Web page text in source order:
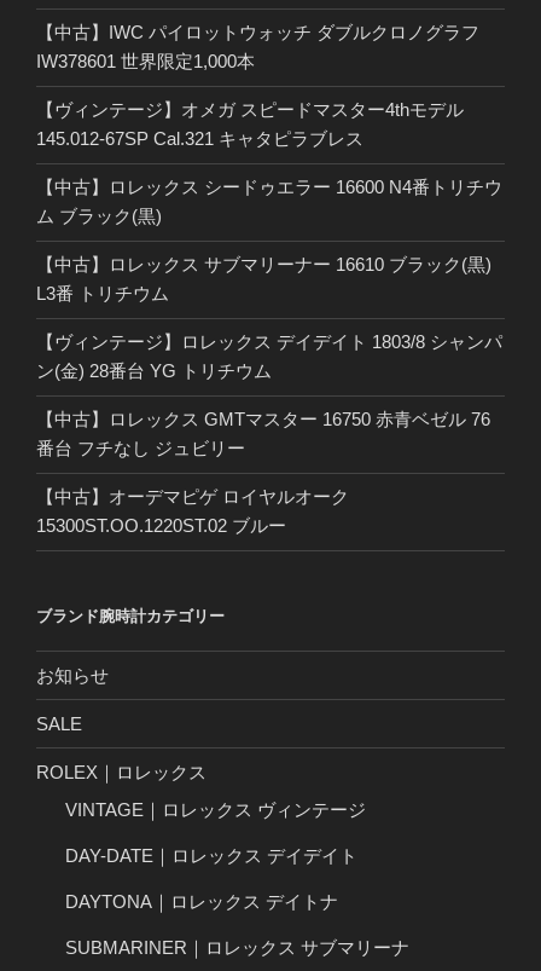
【中古】IWC パイロットウォッチ ダブルクロノグラフ
IW378601 世界限定1,000本
【ヴィンテージ】オメガ スピードマスター4thモデル
145.012-67SP Cal.321 キャタピラブレス
【中古】ロレックス シードゥエラー 16600 N4番トリチウ
ム ブラック(黒)
【中古】ロレックス サブマリーナー 16610 ブラック(黒)
L3番 トリチウム
【ヴィンテージ】ロレックス デイデイト 1803/8 シャンパ
ン(金) 28番台 YG トリチウム
【中古】ロレックス GMTマスター 16750 赤青ベゼル 76
番台 フチなし ジュビリー
【中古】オーデマピゲ ロイヤルオーク
15300ST.OO.1220ST.02 ブルー
ブランド腕時計カテゴリー
お知らせ
SALE
ROLEX｜ロレックス
VINTAGE｜ロレックス ヴィンテージ
DAY-DATE｜ロレックス デイデイト
DAYTONA｜ロレックス デイトナ
SUBMARINER｜ロレックス サブマリーナ